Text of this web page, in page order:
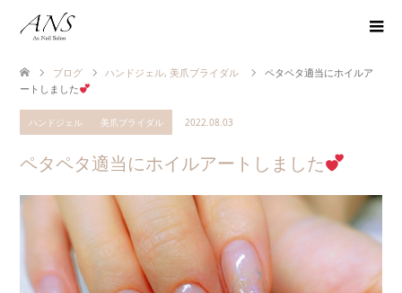
ブログ ハンドジェル, 美爪ブライダル
ペタペタ適当にホイルア
ートしました
ハンドジェル 美爪ブライダル 2022.08.03
ペタペタ適当にホイルアートしました